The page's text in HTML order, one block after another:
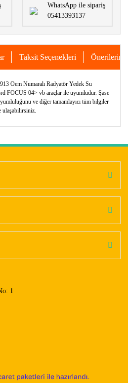
WhatsApp ile sipariş
05413393137
Taksit Seçenekleri Önerileriniz
Oem Numaralı Radyatör Yedek Su
FOCUS 04> vb araçlar ile uyumludur. Şase
ve diğer tamamlayıcı tüm bilgiler
ulaşabilirsiniz.
bilgiler bulunuyor.
olmalı.
1
e-